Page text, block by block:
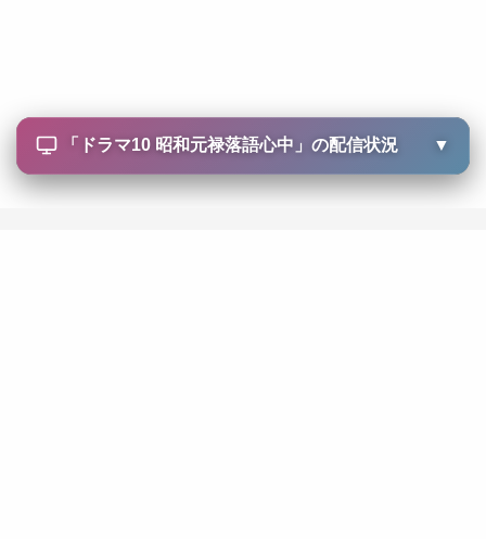
「 ドラマ10 昭和元禄落語心中 」の配信状況 ▼